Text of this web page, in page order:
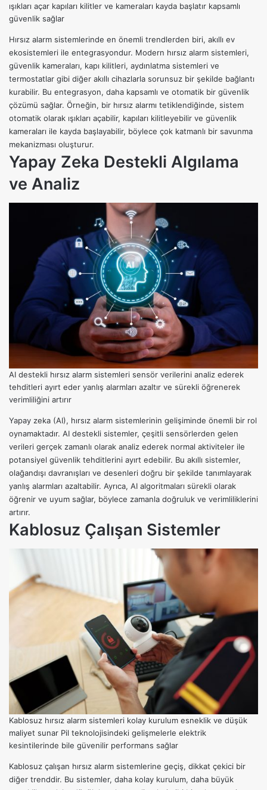
ışıkları açar kapıları kilitler ve kameraları kayda başlatır kapsamlı
güvenlik sağlar
Hırsız alarm sistemlerinde en önemli trendlerden biri, akıllı ev
ekosistemleri ile entegrasyondur. Modern hırsız alarm sistemleri,
güvenlik kameraları, kapı kilitleri, aydınlatma sistemleri ve
termostatlar gibi diğer akıllı cihazlarla sorunsuz bir şekilde bağlantı
kurabilir. Bu entegrasyon, daha kapsamlı ve otomatik bir güvenlik
çözümü sağlar. Örneğin, bir hırsız alarmı tetiklendiğinde, sistem
otomatik olarak ışıkları açabilir, kapıları kilitleyebilir ve güvenlik
kameraları ile kayda başlayabilir, böylece çok katmanlı bir savunma
mekanizması oluşturur.
Yapay Zeka Destekli Algılama
ve Analiz
AI destekli hırsız alarm sistemleri sensör verilerini analiz ederek
tehditleri ayırt eder yanlış alarmları azaltır ve sürekli öğrenerek
verimliliğini artırır
Yapay zeka (AI), hırsız alarm sistemlerinin gelişiminde önemli bir rol
oynamaktadır. AI destekli sistemler, çeşitli sensörlerden gelen
verileri gerçek zamanlı olarak analiz ederek normal aktiviteler ile
potansiyel güvenlik tehditlerini ayırt edebilir. Bu akıllı sistemler,
olağandışı davranışları ve desenleri doğru bir şekilde tanımlayarak
yanlış alarmları azaltabilir. Ayrıca, AI algoritmaları sürekli olarak
öğrenir ve uyum sağlar, böylece zamanla doğruluk ve verimliliklerini
artırır.
Kablosuz Çalışan Sistemler
Kablosuz hırsız alarm sistemleri kolay kurulum esneklik ve düşük
maliyet sunar Pil teknolojisindeki gelişmelerle elektrik
kesintilerinde bile güvenilir performans sağlar
Kablosuz çalışan hırsız alarm sistemlerine geçiş, dikkat çekici bir
diğer trenddir. Bu sistemler, daha kolay kurulum, daha büyük